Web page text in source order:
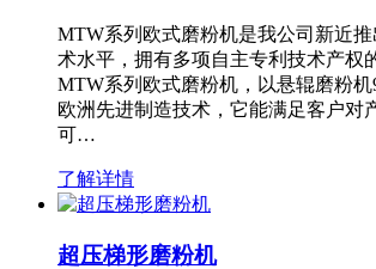
MTW系列欧式磨粉机是我公司新近
术水平，拥有多项自主专利技术产
MTW系列欧式磨粉机，以悬辊磨粉机
欧洲先进制造技术，它能满足客户对
可…
了解详情
超压梯形磨粉机